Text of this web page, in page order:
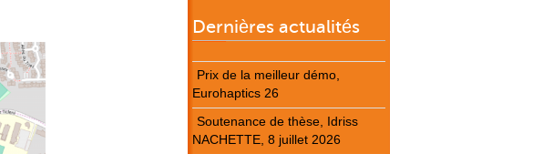
Dernières actualités
Prix de la meilleur démo,
Eurohaptics 26
Soutenance de thèse, Idriss
NACHETTE, 8 juillet 2026